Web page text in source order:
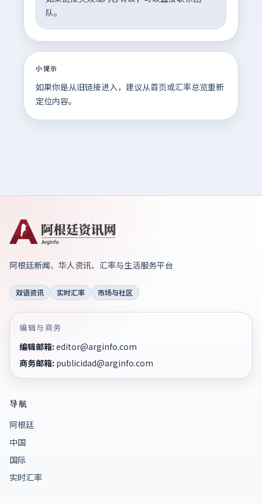
队。
小提示
如果你是从旧链接进入，建议从首页或汇率总览重新
定位内容。
阿根廷新闻、华人资讯、汇率与生活服务平台
双语资讯 实时汇率 市场与社区
编辑与商务
编辑邮箱: editor@arginfo.com
商务邮箱: publicidad@arginfo.com
导航
阿根廷
中国
国际
实时汇率